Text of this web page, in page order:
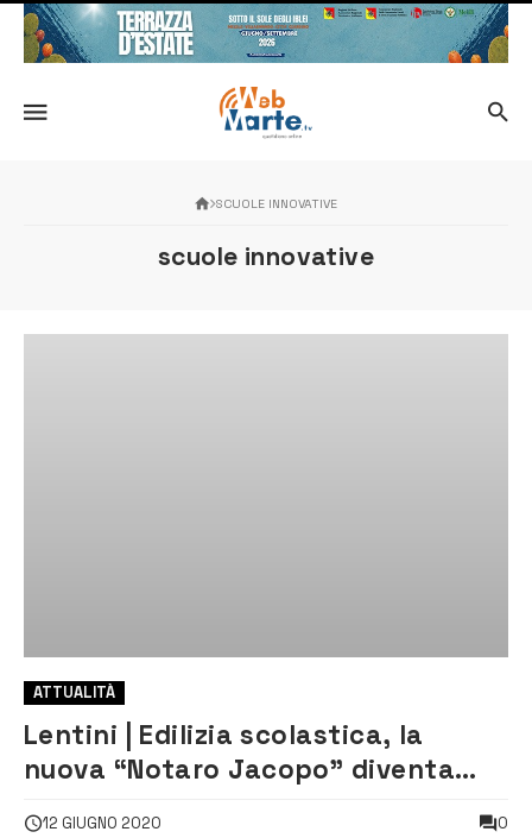
SCUOLE INNOVATIVE
scuole innovative
ATTUALITÀ
Lentini | Edilizia scolastica, la
nuova “Notaro Jacopo” diventa
12 GIUGNO 2020 0